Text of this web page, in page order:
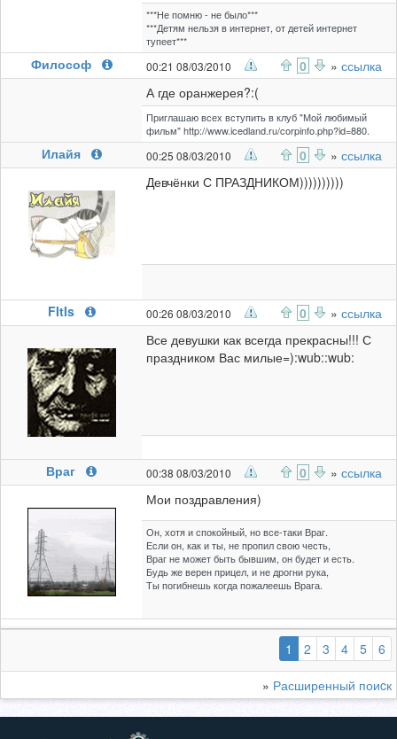
***Не помню - не было***
***Детям нельзя в интернет, от детей интернет
тупеет***
Философ 00:21 08/03/2010 0 » ссылка
А где оранжерея?:(
Приглашаю всех вступить в клуб "Мой любимый
фильм" http://www.icedland.ru/corpinfo.php?id=880.
Илайя 00:25 08/03/2010 0 » ссылка
Девчёнки С ПРАЗДНИКОМ))))))))))
FItIs 00:26 08/03/2010 0 » ссылка
Все девушки как всегда прекрасны!!! С
праздником Вас милые=):wub::wub:
Враг 00:38 08/03/2010 0 » ссылка
Мои поздравления)
Он, хотя и спокойный, но все-таки Враг.
Если он, как и ты, не пропил свою честь,
Враг не может быть бывшим, он будет и есть.
Будь же верен прицел, и не дрогни рука,
Ты погибнешь когда пожалеешь Врага.
1 (выбранная)
2 3 4 5 6
» Расширенный поиcк